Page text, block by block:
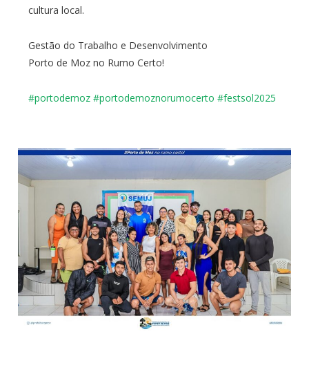
cultura local.
Gestão do Trabalho e Desenvolvimento
Porto de Moz no Rumo Certo!
#portodemoz #portodemoznorumocerto #festsol2025